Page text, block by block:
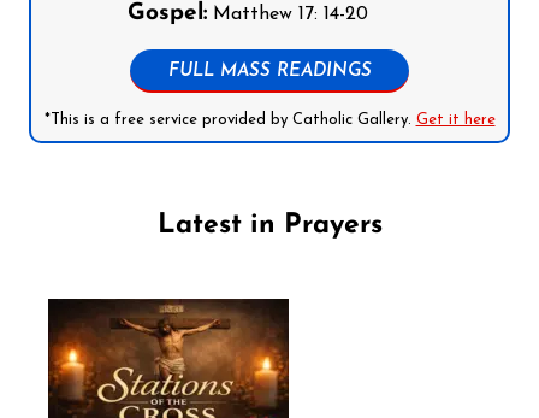
Gospel:Matthew 17: 14-20
FULL MASS READINGS
*This is a free service provided by Catholic Gallery. Get it here
Latest in Prayers